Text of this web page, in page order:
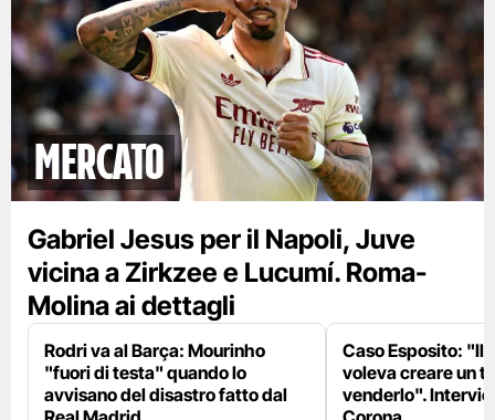
mercato
Gabriel Jesus per il Napoli, Juve
vicina a Zirkzee e Lucumí. Roma-
Molina ai dettagli
Rodri va al Barça: Mourinho
"fuori di testa" quando lo
avvisano del disastro fatto dal
Caso Esposito: "Il
voleva creare un
venderlo".